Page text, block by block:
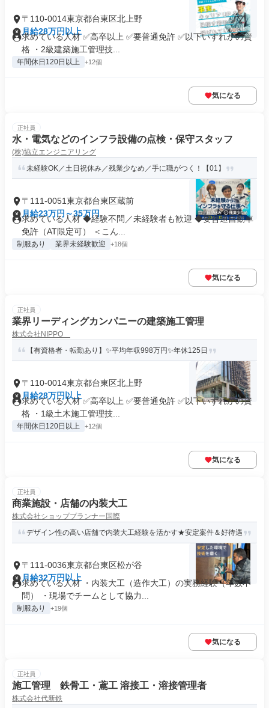
〒110-0014東京都台東区北上野
月給28万円以上
求めている人材 ✅高卒以上 ✅要普通免許 ✅以下いずれかの資
格 ・2級建築施工管理技...
年間休日120日以上 +12個
気になる
正社員
水・電気などのインフラ設備の点検・保守スタッフ
(株)協立エンジニアリング
未経験OK／土日祝休み／残業少なめ／手に職がつく！【01】
〒111-0051東京都台東区蔵前
月給23万円～35万円
求めている人材 ◆経験不問／未経験者も歓迎 ◆要普通自動車
免許（AT限定可） ＜こん...
制服あり 業界未経験歓迎 +18個
気になる
正社員
業界リーディングカンパニーの建築施工管理
株式会社NIPPO
【有資格者・転勤あり】✨平均年収998万円✨年休125日
〒110-0014東京都台東区北上野
月給28万円以上
求めている人材 ✅高卒以上 ✅要普通免許 ✅以下いずれかの資
格 ・1級土木施工管理技...
年間休日120日以上 +12個
気になる
正社員
商業施設・店舗の内装大工
株式会社ショッププランナー国際
デザイン性の高い店舗で内装大工経験を活かす★安定案件＆好待遇
〒111-0036東京都台東区松が谷
月給32万円以上
求めている人材 ・内装大工（造作大工）の実務経験（年数不
問） ・現場でチームとして協力...
制服あり +19個
気になる
正社員
施工管理 鉄骨工・鳶工 溶接工・溶接管理者
株式会社代新鉄